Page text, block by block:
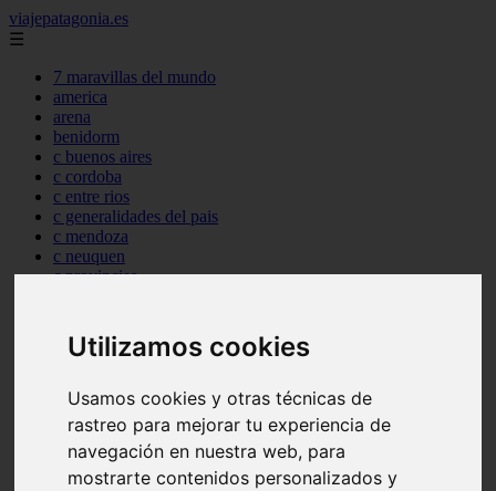
Utilizamos cookies
Usamos cookies y otras técnicas de
rastreo para mejorar tu experiencia de
navegación en nuestra web, para
mostrarte contenidos personalizados y
viajepatagonia.es
☰
7 maravillas del mundo
america
arena
benidorm
c buenos aires
c cordoba
c entre rios
c generalidades del pais
c mendoza
c neuquen
c provincias
c tierra de fuego
c tucuman
carmen
category
destinos
gijon
lanzarote